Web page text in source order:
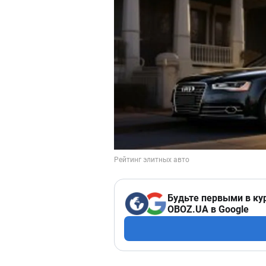
Будьте первыми в
OBOZ.UA в Google